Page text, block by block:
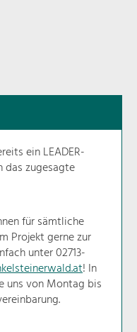
&
Regulierung und
Baukultur und nachhaltiges
& Forstwirtschaft
und Pflege der
ein LEADER-
das zugesagte
für sämtliche
Projekt gerne zur
unter 02713-
! In
uns von Montag bis